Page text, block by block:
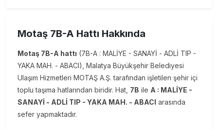
Motaş 7B-A Hattı Hakkında
Motaş 7B-A hattı (7B-A : MALİYE - SANAYİ - ADLİ TIP -
YAKA MAH. - ABACI), Malatya Büyükşehir Belediyesi
Ulaşım Hizmetleri MOTAŞ A.Ş. tarafından işletilen şehir içi
toplu taşıma hatlarından biridir. Hat, 7B ile A : MALİYE -
SANAYİ - ADLİ TIP - YAKA MAH. - ABACI arasında
sefer yapmaktadır.